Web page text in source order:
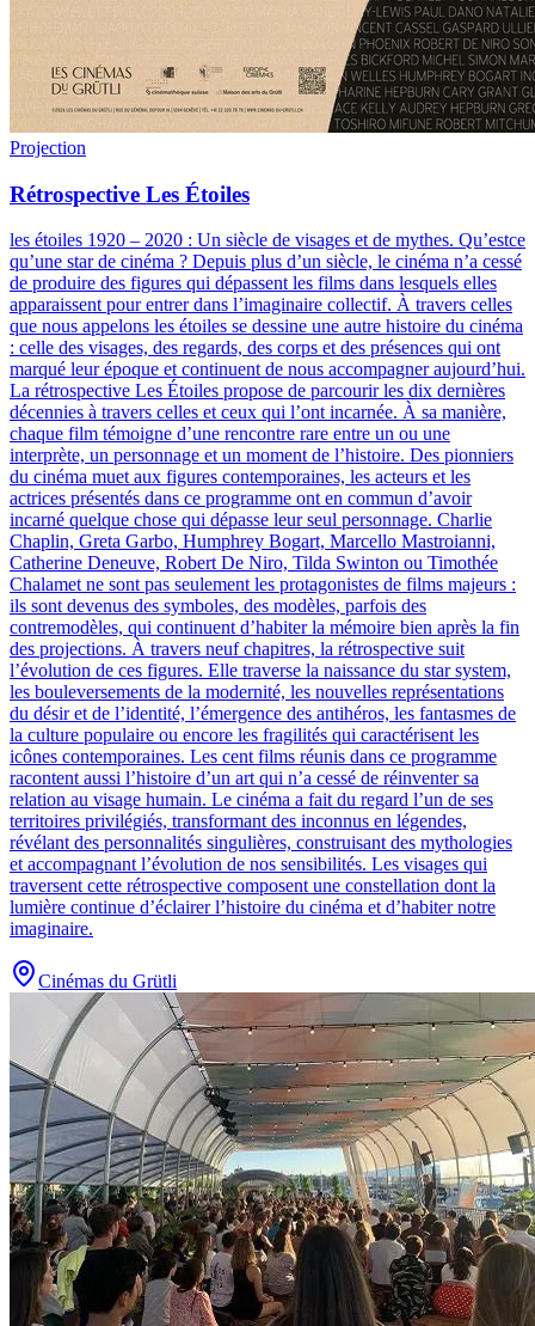
Projection
Rétrospective Les Étoiles
les étoiles 1920 – 2020 : Un siècle de visages et de mythes. Qu’estce
qu’une star de cinéma ? Depuis plus d’un siècle, le cinéma n’a cessé
de produire des figures qui dépassent les films dans lesquels elles
apparaissent pour entrer dans l’imaginaire collectif. À travers celles
que nous appelons les étoiles se dessine une autre histoire du cinéma
: celle des visages, des regards, des corps et des présences qui ont
marqué leur époque et continuent de nous accompagner aujourd’hui.
La rétrospective Les Étoiles propose de parcourir les dix dernières
décennies à travers celles et ceux qui l’ont incarnée. À sa manière,
chaque film témoigne d’une rencontre rare entre un ou une
interprète, un personnage et un moment de l’histoire. Des pionniers
du cinéma muet aux figures contemporaines, les acteurs et les
actrices présentés dans ce programme ont en commun d’avoir
incarné quelque chose qui dépasse leur seul personnage. Charlie
Chaplin, Greta Garbo, Humphrey Bogart, Marcello Mastroianni,
Catherine Deneuve, Robert De Niro, Tilda Swinton ou Timothée
Chalamet ne sont pas seulement les protagonistes de films majeurs :
ils sont devenus des symboles, des modèles, parfois des
contremodèles, qui continuent d’habiter la mémoire bien après la fin
des projections. À travers neuf chapitres, la rétrospective suit
l’évolution de ces figures. Elle traverse la naissance du star system,
les bouleversements de la modernité, les nouvelles représentations
du désir et de l’identité, l’émergence des antihéros, les fantasmes de
la culture populaire ou encore les fragilités qui caractérisent les
icônes contemporaines. Les cent films réunis dans ce programme
racontent aussi l’histoire d’un art qui n’a cessé de réinventer sa
relation au visage humain. Le cinéma a fait du regard l’un de ses
territoires privilégiés, transformant des inconnus en légendes,
révélant des personnalités singulières, construisant des mythologies
et accompagnant l’évolution de nos sensibilités. Les visages qui
traversent cette rétrospective composent une constellation dont la
lumière continue d’éclairer l’histoire du cinéma et d’habiter notre
imaginaire.
Cinémas du Grütli